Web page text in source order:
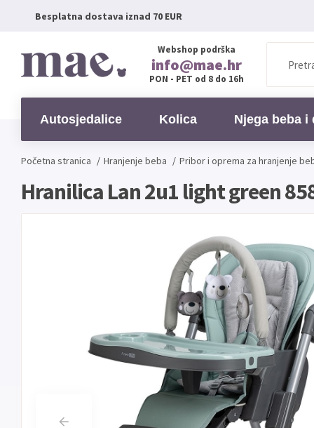
Besplatna dostava iznad 70 EUR
Webshop podrška
info@mae.hr
PON - PET od 8 do 16h
Autosjedalice Kolica Njega beba i
Početna stranica / Hranjenje beba / Pribor i oprema za hranjenje
Hranilica Lan 2u1 light green